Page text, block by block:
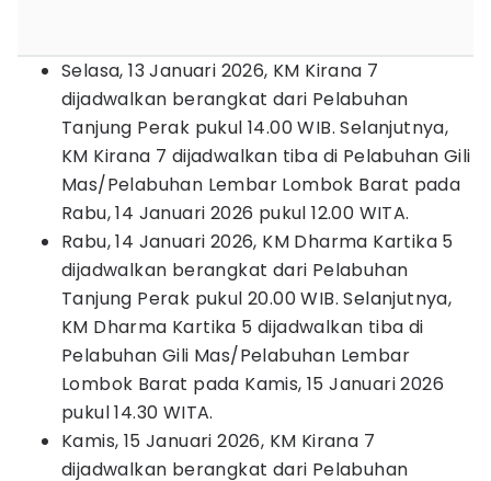
Selasa, 13 Januari 2026, KM Kirana 7
dijadwalkan berangkat dari Pelabuhan
Tanjung Perak pukul 14.00 WIB. Selanjutnya,
KM Kirana 7 dijadwalkan tiba di Pelabuhan Gili
Mas/Pelabuhan Lembar Lombok Barat pada
Rabu, 14 Januari 2026 pukul 12.00 WITA.
Rabu, 14 Januari 2026, KM Dharma Kartika 5
dijadwalkan berangkat dari Pelabuhan
Tanjung Perak pukul 20.00 WIB. Selanjutnya,
KM Dharma Kartika 5 dijadwalkan tiba di
Pelabuhan Gili Mas/Pelabuhan Lembar
Lombok Barat pada Kamis, 15 Januari 2026
pukul 14.30 WITA.
Kamis, 15 Januari 2026, KM Kirana 7
dijadwalkan berangkat dari Pelabuhan